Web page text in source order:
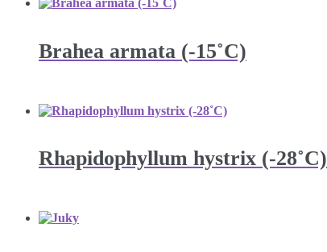
Brahea armata (-15˚C)
Rhapidophyllum hystrix (-28˚C)